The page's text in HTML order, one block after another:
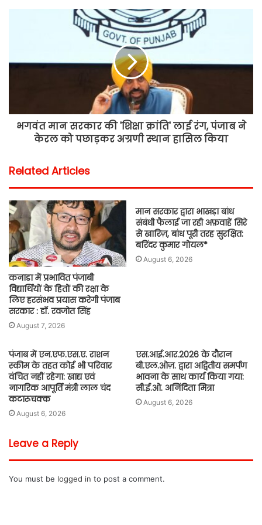
भगवंत मान सरकार की 'शिक्षा क्रांति' लाई रंग, पंजाब ने
केरल को पछाड़कर अग्रणी स्थान हासिल किया
Related Articles
कनाडा में प्रभावित पंजाबी
विद्यार्थियों के हितों की रक्षा के
लिए हरसंभव प्रयास करेगी पंजाब
सरकार : डॉ. रवजोत सिंह
August 7, 2026
मान सरकार द्वारा भाखड़ा बांध
संबंधी फैलाई जा रही अफ़वाहें सिरे
से खारिज़, बांध पूरी तरह सुरक्षित:
बरिंदर कुमार गोयल*
August 6, 2026
पंजाब में एन.एफ.एस.ए. राशन
स्कीम के तहत कोई भी परिवार
वंचित नहीं रहेगा: खाद्य एवं
नागरिक आपूर्ति मंत्री लाल चंद
कटारूचक्क
August 6, 2026
एस.आई.आर.2026 के दौरान
बी.एल.ओज़. द्वारा अद्वितीय समर्पण
भावना के साथ कार्य किया गया:
सी.ई.ओ. अनिंदिता मित्रा
August 6, 2026
Leave a Reply
You must be logged in to post a comment.